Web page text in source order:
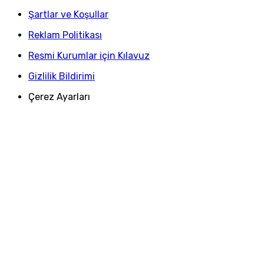
Şartlar ve Koşullar
Reklam Politikası
Resmi Kurumlar için Kılavuz
Gizlilik Bildirimi
Çerez Ayarları